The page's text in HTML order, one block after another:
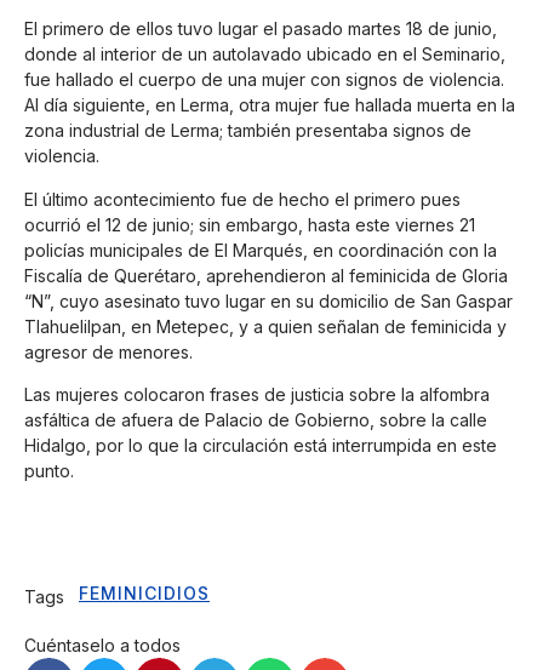
El primero de ellos tuvo lugar el pasado martes 18 de junio,
donde al interior de un autolavado ubicado en el Seminario,
fue hallado el cuerpo de una mujer con signos de violencia.
Al día siguiente, en Lerma, otra mujer fue hallada muerta en la
zona industrial de Lerma; también presentaba signos de
violencia.
El último acontecimiento fue de hecho el primero pues
ocurrió el 12 de junio; sin embargo, hasta este viernes 21
policías municipales de El Marqués, en coordinación con la
Fiscalía de Querétaro, aprehendieron al feminicida de Gloria
“N”, cuyo asesinato tuvo lugar en su domicilio de San Gaspar
Tlahuelilpan, en Metepec, y a quien señalan de feminicida y
agresor de menores.
Las mujeres colocaron frases de justicia sobre la alfombra
asfáltica de afuera de Palacio de Gobierno, sobre la calle
Hidalgo, por lo que la circulación está interrumpida en este
punto.
Tags FEMINICIDIOS
Cuéntaselo a todos